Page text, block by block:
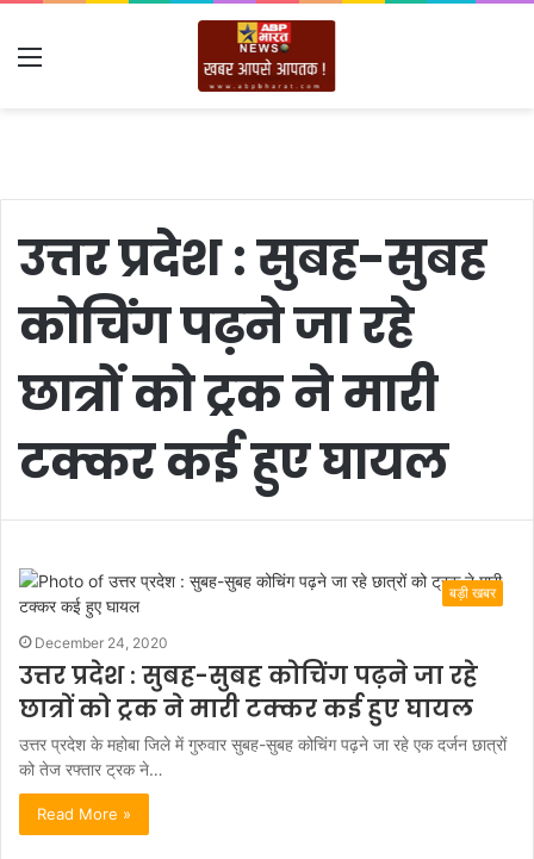
Menu
उत्तर प्रदेश : सुबह-सुबह
कोचिंग पढ़ने जा रहे
छात्रों को ट्रक ने मारी
टक्कर कई हुए घायल
बड़ी खबर
December 24, 2020
उत्तर प्रदेश : सुबह-सुबह कोचिंग पढ़ने जा रहे
छात्रों को ट्रक ने मारी टक्कर कई हुए घायल
उत्तर प्रदेश के महोबा जिले में गुरुवार सुबह-सुबह कोचिंग पढ़ने जा रहे एक दर्जन छात्रों
को तेज रफ्तार ट्रक ने…
Read More »